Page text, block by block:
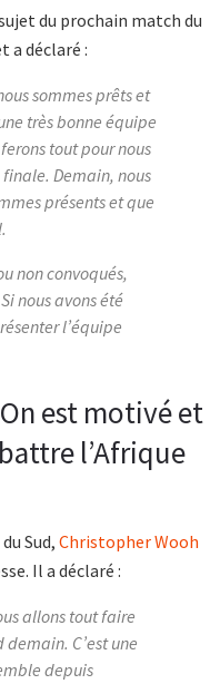
du prochain match du
a déclaré :
sommes prêts et
très bonne équipe
tout pour nous
Demain, nous
présents et que
non convoqués,
nous avons été
l’équipe
est motivé et
l’Afrique
Sud,Christopher Wooh
Il a déclaré :
allons tout faire
C’est une
depuis